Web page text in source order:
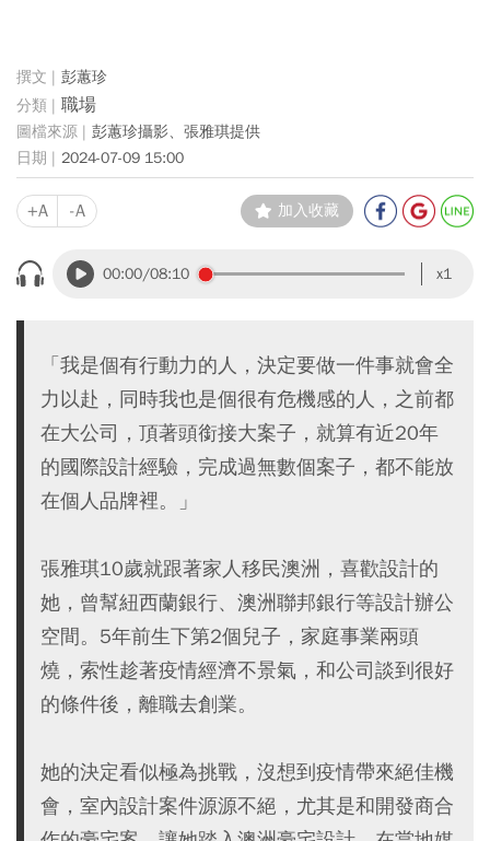
彭蕙珍
職場
彭蕙珍攝影、張雅琪提供
2024-07-09 15:00
+A -A 加入收藏
00:00/08:10 x1
「我是個有行動力的人，決定要做一件事就會全
力以赴，同時我也是個很有危機感的人，之前都
在大公司，頂著頭銜接大案子，就算有近20年
的國際設計經驗，完成過無數個案子，都不能放
在個人品牌裡。」
張雅琪10歲就跟著家人移民澳洲，喜歡設計的
她，曾幫紐西蘭銀行、澳洲聯邦銀行等設計辦公
空間。5年前生下第2個兒子，家庭事業兩頭
燒，索性趁著疫情經濟不景氣，和公司談到很好
的條件後，離職去創業。
她的決定看似極為挑戰，沒想到疫情帶來絕佳機
會，室內設計案件源源不絕，尤其是和開發商合